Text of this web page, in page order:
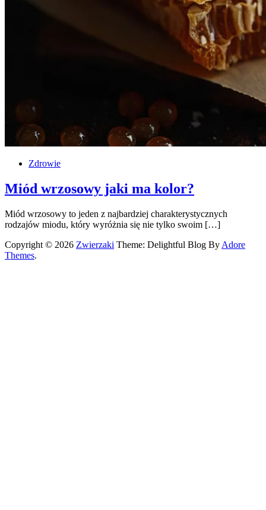
Zdrowie
Miód wrzosowy jaki ma kolor?
Miód wrzosowy to jeden z najbardziej charakterystycznych
rodzajów miodu, który wyróżnia się nie tylko swoim […]
Copyright © 2026 Zwierzaki Theme: Delightful Blog By Adore
Themes.